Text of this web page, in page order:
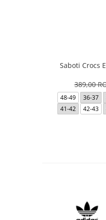
Saboti Crocs
389,00
48-49 36-37
41-42
42-43